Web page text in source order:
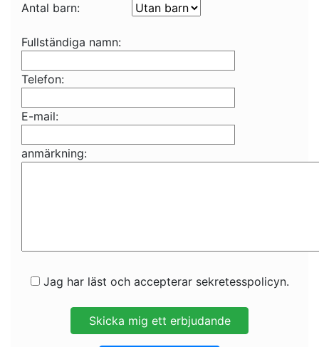
Antal barn:
Fullständiga namn:
Telefon:
E-mail:
anmärkning:
Jag har läst och accepterar sekretesspolicyn.